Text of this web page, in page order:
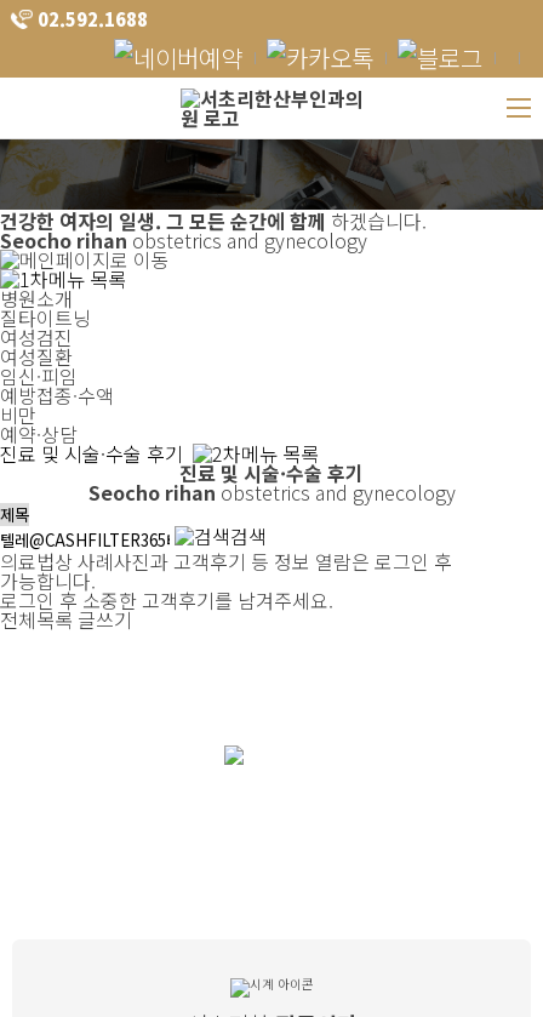
02.592.1688
건강한 여자의 일생. 그 모든 순간에 함께 하겠습니다.
Seocho rihanobstetrics and gynecology
병원소개
질타이트닝
여성검진
여성질환
임신·피임
예방접종·수액
비만
예약·상담
진료 및 시술·수술 후기
진료 및 시술·수술 후기
Seocho rihan obstetrics and gynecology
검색
의료법상 사례사진과 고객후기 등 정보 열람은 로그인 후
가능합니다.
로그인 후 소중한 고객후기를 남겨주세요.
전체목록 글쓰기